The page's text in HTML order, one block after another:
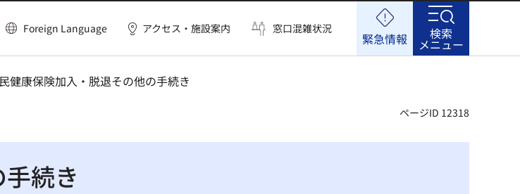
Foreign Language アクセス・施設案内 窓口混雑状況
緊急情報 検索
メニュー
健康保険加入・脱退その他の手続き
ページID 12318
続き